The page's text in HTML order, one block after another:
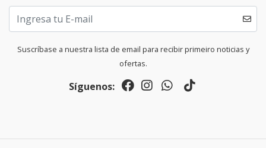
Suscríbase a nuestra lista de email para recibir primeiro noticias y
ofertas.
Síguenos: